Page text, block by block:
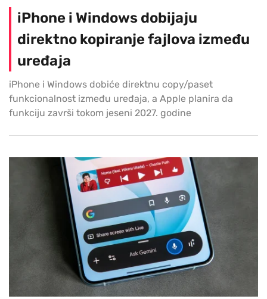
iPhone i Windows dobijaju
direktno kopiranje fajlova između
uređaja
iPhone i Windows dobiće direktnu copy/paset
funkcionalnost između uređaja, a Apple planira da
funkciju završi tokom jeseni 2027. godine